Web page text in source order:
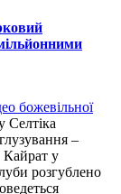
божевільної
Селтіка
–
Кайрат у
розгублено